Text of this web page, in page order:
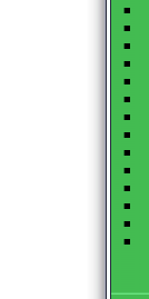
■
■
■
■
■
■
■
■
■
■
■
■
■
■